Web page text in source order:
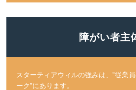
障がい者主
スターティアウィルの強みは、”従業
ーク”にあります。